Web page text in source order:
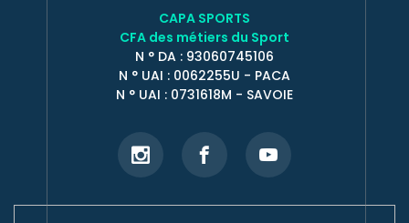
CAPA SPORTS
CFA des métiers du Sport
N ° DA : 93060745106
N ° UAI : 0062255U - PACA
N ° UAI : 0731618M - SAVOIE